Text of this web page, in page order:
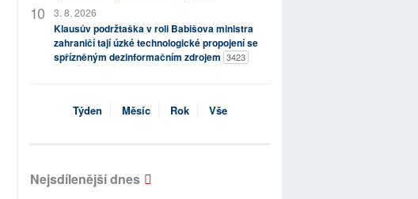
3. 8. 2026
Klausův podržtaška v roli Babišova ministra
zahraničí tají úzké technologické propojení se
spřízněným dezinformačním zdrojem 3423
Týden Měsíc Rok Vše
Nejsdílenější dnes